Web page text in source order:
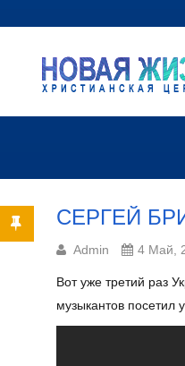
СЕРГЕЙ
Admin 4 Май,
Вот уже третий раз
музыкантов посетил